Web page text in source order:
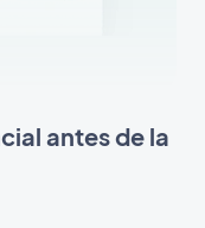
antes de la